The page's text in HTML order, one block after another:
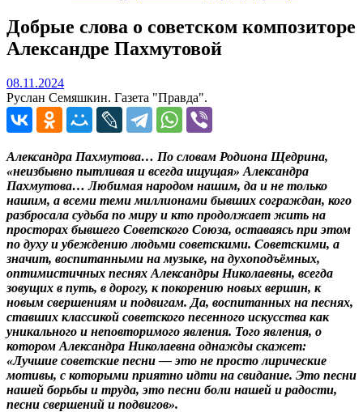
Добрые слова о советском композиторе
Александре Пахмутовой
08.11.202408.11.2024
Руслан Семяшкин. Газета "Правда".
Александра Пахмутова… По словам Родиона Щедрина,
«неизбывно пытливая и всегда ищущая» Александра
Пахмутова… Любимая народом нашим, да и не только
нашим, а всеми теми миллионами бывших сограждан, кого
разбросала судьба по миру и кто продолжает жить на
просторах бывшего Советского Союза, оставаясь при этом
по духу и убеждению людьми советскими. Советскими, а
значит, воспитанными на музыке, на духоподъёмных,
оптимистичных песнях Александры Николаевны, всегда
зовущих в путь, в дорогу, к покорению новых вершин, к
новым свершениям и подвигам. Да, воспитанных на песнях,
ставших классикой советского песенного искусства как
уникального и неповторимого явления. Того явления, о
котором Александра Николаевна однажды скажет:
«Лучшие советские песни — это не просто лирические
мотивы, с которыми приятно идти на свидание. Это песни
нашей борьбы и труда, это песни боли нашей и радости,
песни свершений и подвигов».